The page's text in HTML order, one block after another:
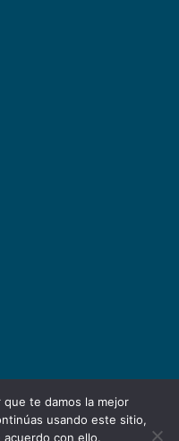
que te damos la mejor
usando este sitio,
acuerdo con ello.